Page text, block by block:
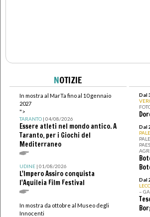
NOTIZIE
In mostra al MarTa fino al 10 gennaio
2027
">
TARANTO| 04/08/2026
Essere atleti nel mondo antico. A
Taranto, per i Giochi del
Mediterraneo
UDINE| 01/08/2026
L'Impero Assiro conquista
l'Aquileia Film Festival
In mostra da ottobre al Museo degli
Innocenti
Dal
Dal
Dal
–